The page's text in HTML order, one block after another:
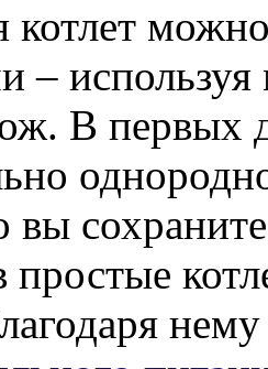
–
В первых
сохраните